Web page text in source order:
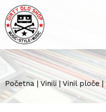
Početna | Vinili | Vinil ploče|